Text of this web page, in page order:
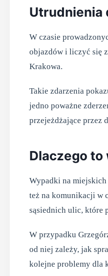
Utrudnienia
W czasie
objazdów i liczyć się
Krakowa.
Takie zdarzenia
jedno poważne
przejeżdżające przez
Dlaczego to
Wypadki na
też na komunikacji w
sąsiednich ulic, które
W przypadku
od niej zależy, jak
kolejne problemy dla